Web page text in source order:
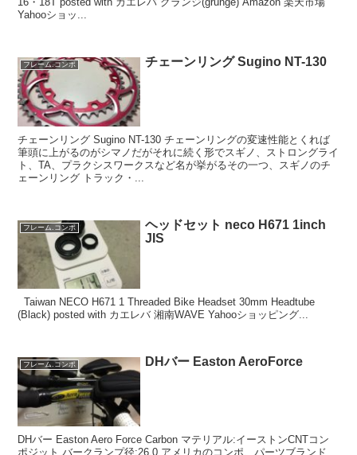
Yahooショッ...
フレーム.コンポ チェーンリング Sugino NT-130
チェーンリング Sugino NT-130 チェーンリングの変速性能とくれば
筆頭に上がるのがシマノだがそれに続く形でスギノ、ストロングライ
ト、TA、プラクシスワークスなど名が挙がるその一つ、スギノのチ
ェーンリング トラック・...
フレーム.コンポ
ヘッドセット neco H671 1inch
JIS
Taiwan NECO H671 1 Threaded Bike Headset 30mm Headtube
(Black) posted with カエレバ 湘南WAVE Yahooショッピング...
フレーム.コンポ DHバー Easton AeroForce
DHバー Easton Aero Force Carbon マテリアル:イーストンCNTコン
ポジット バークランプ径:26.0 アメリカのコンポ、パーツブランド